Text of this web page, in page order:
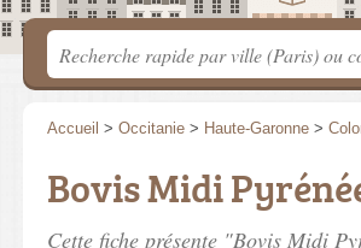
Accueil > Occitanie > Haute-Garonne >
Bovis Midi
Cette fiche présente "Bovis Midi